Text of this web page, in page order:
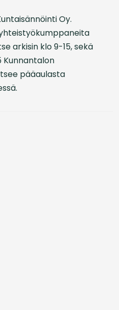
Oy.
arkisin klo 9-15, sekä
Kunnantalon
pääaulasta